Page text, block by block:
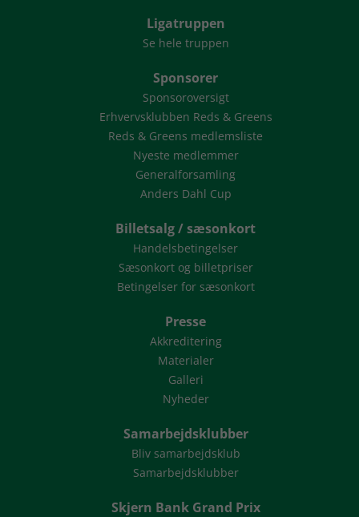
Ligatruppen
Se hele truppen
Sponsorer
Sponsoroversigt
Erhvervsklubben Reds & Greens
Reds & Greens medlemsliste
Nyeste medlemmer
Generalforsamling
Anders Dahl Cup
Billetsalg / sæsonkort
Handelsbetingelser
Sæsonkort og billetpriser
Betingelser for sæsonkort
Presse
Akkreditering
Materialer
Galleri
Nyheder
Samarbejdsklubber
Bliv samarbejdsklub
Samarbejdsklubber
Skjern Bank Grand Prix